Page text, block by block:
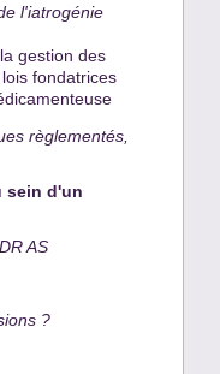
l'iatrogénie
gestion des
fondatrices
règlementés,
sein d'un
AS
?